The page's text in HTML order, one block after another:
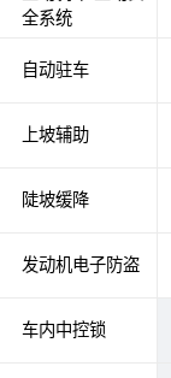
全系统
自动驻车
上坡辅助
陡坡缓降
发动机电子防盗
车内中控锁